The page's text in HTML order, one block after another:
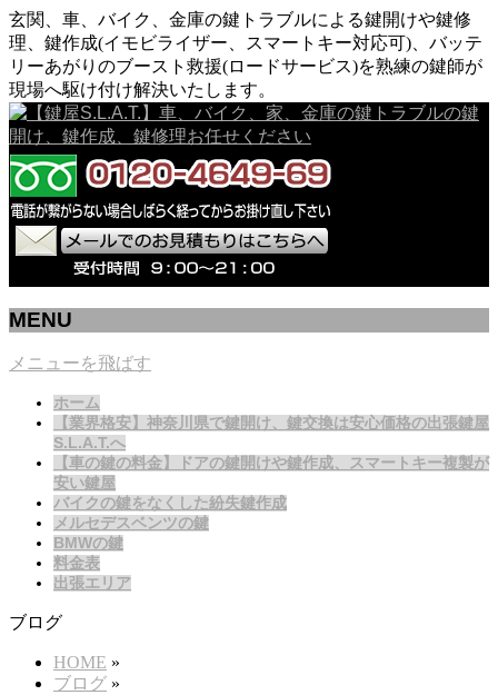
玄関、車、バイク、金庫の鍵トラブルによる鍵開けや鍵修
理、鍵作成(イモビライザー、スマートキー対応可)、バッテ
リーあがりのブースト救援(ロードサービス)を熟練の鍵師が
現場へ駆け付け解決いたします。
MENU
メニューを飛ばす
ホーム
【業界格安】神奈川県で鍵開け、鍵交換は安心価格の出張鍵屋
S.L.A.T.へ
【車の鍵の料金】ドアの鍵開けや鍵作成、スマートキー複製が
安い鍵屋
バイクの鍵をなくした紛失鍵作成
メルセデスベンツの鍵
BMWの鍵
料金表
出張エリア
ブログ
HOME »
ブログ »